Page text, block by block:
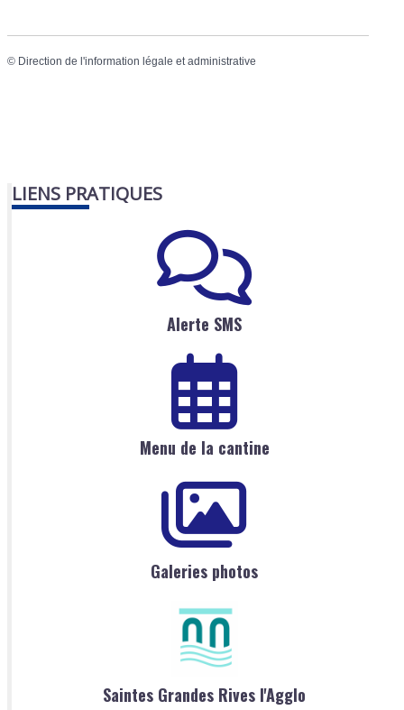
© Direction de l'information légale et administrative
LIENS PRATIQUES
Alerte SMS
Menu de la cantine
Galeries photos
Saintes Grandes Rives l'Agglo